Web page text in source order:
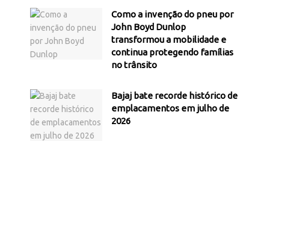
Como a invenção do pneu por
John Boyd Dunlop
transformou a mobilidade e
continua protegendo famílias
no trânsito
Bajaj bate recorde histórico de
emplacamentos em julho de
2026